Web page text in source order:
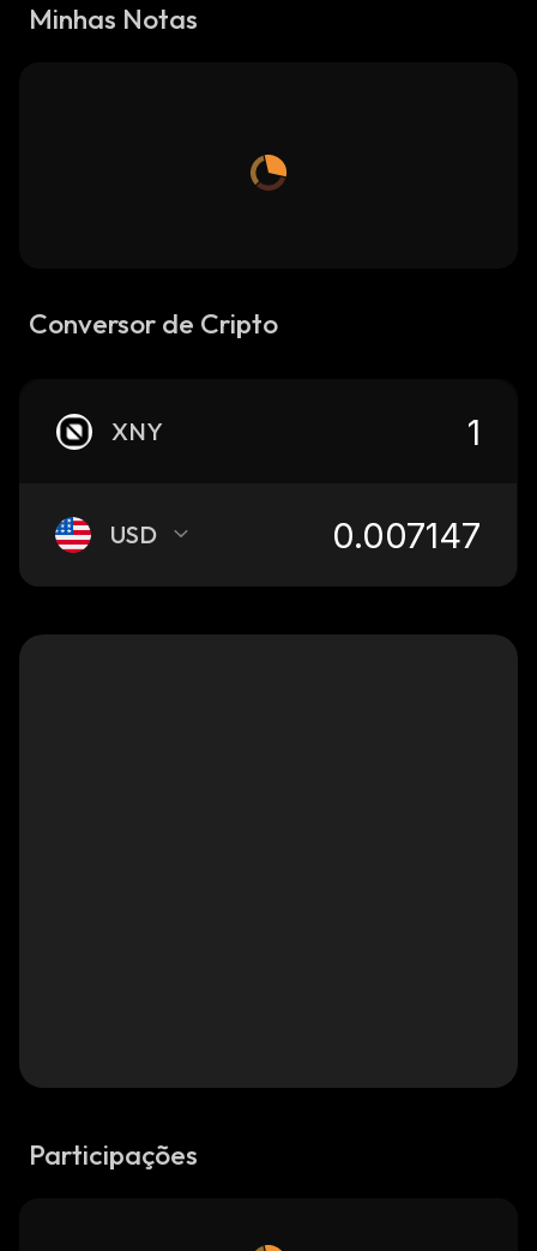
Minhas Notas
Conversor de Cripto
XNY
USD
Participações